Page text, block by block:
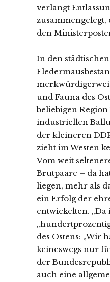
verlangt
den
In den
und Fauna des
beliebigen
industriellen
der kleineren
zieht im Westen
Vom weit
Brutpaare – da
liegen, mehr als
ein Erfolg der
entwickelten. „Da
des Ostens: „Wir
keineswegs nur
der
auch eine